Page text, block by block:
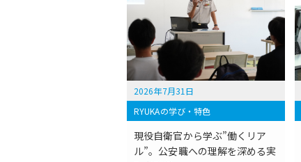
2026年7月31日
RYUKAの学び・特色
現役自衛官から学ぶ”働くリア
ル”。公安職への理解を深める実